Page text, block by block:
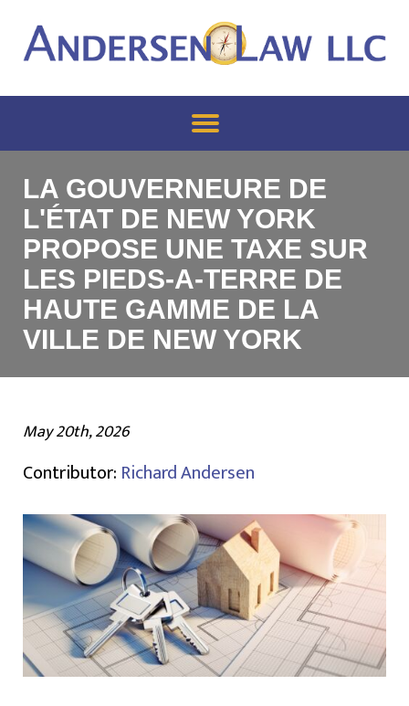
LA GOUVERNEURE DE
L'ÉTAT DE NEW YORK
PROPOSE UNE TAXE SUR
LES PIEDS-A-TERRE DE
HAUTE GAMME DE LA
VILLE DE NEW YORK
May 20th, 2026
Contributor: Richard Andersen